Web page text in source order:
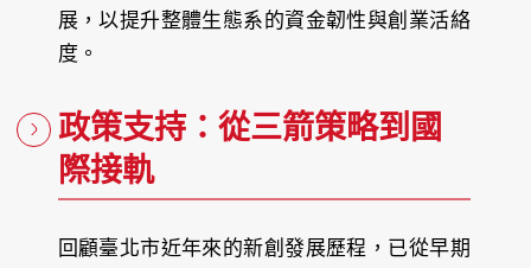
展，以提升整體生態系的資金韌性與創業活絡
度。
政策支持：從三箭策略到國
際接軌
回顧臺北市近年來的新創發展歷程，已從早期